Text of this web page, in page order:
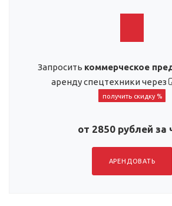
Запросить коммерческое
аренду спецтехники через
получить скидку %
от 2850 рублей за
АРЕНДОВАТЬ